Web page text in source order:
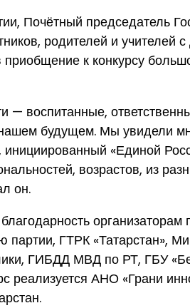
Почётный председатель
родителей и учителей
к конкурсу
— воспитанные,
будущем. Мы увидели
«Единой
возрастов, из
он.
организаторам
партии, ГТРК «Татарстан»,
ГИБДД МВД по РТ, ГБУ
реализуется АНО «Грани